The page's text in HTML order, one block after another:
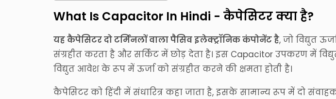
What Is Capacitor In Hindi - कैपेसिटर क्या है?
यह कैपेसिटर दो टर्मिनलों वाला पैसिव इलेक्ट्रॉनिक कंपोनेंट है, जो विद्युत
संग्रहीत करता है और सर्किट में छोड़ देता है। इस Capacitor उपकरण में
विद्युत आवेश के रूप में ऊर्जा को संग्रहीत करने की क्षमता होती है।
कैपेसिटर को हिंदी में संधारित्र कहा जाता है, इसके सामान्य रूप में दो